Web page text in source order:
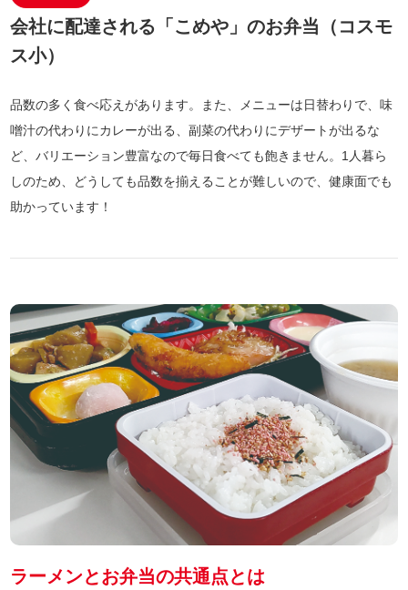
会社に配達される「こめや」のお弁当（コスモ
ス小）
品数の多く食べ応えがあります。また、メニューは日替わりで、味
噌汁の代わりにカレーが出る、副菜の代わりにデザートが出るな
ど、バリエーション豊富なので毎日食べても飽きません。1人暮ら
しのため、どうしても品数を揃えることが難しいので、健康面でも
助かっています！
ラーメンとお弁当の共通点とは